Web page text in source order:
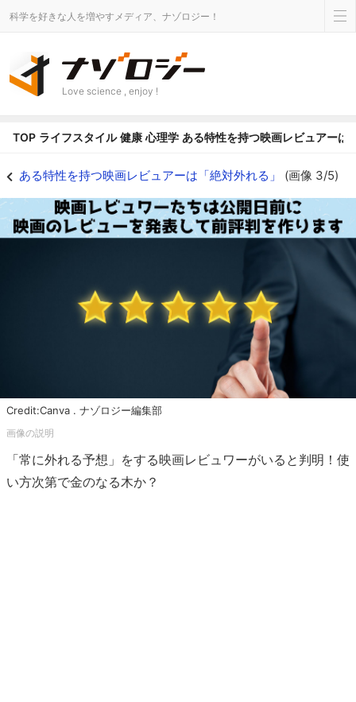
科学を好きな人を増やすメディア、ナゾロジー！
Love science , enjoy !
TOP ライフスタイル 健康 心理学 ある特性を持つ映画レビュアーは
ある特性を持つ映画レビュアーは「絶対外れる」 (画像 3/5)
Credit:Canva . ナゾロジー編集部
「常に外れる予想」をする映画レビュワーがいると判明！使
い方次第で金のなる木か？